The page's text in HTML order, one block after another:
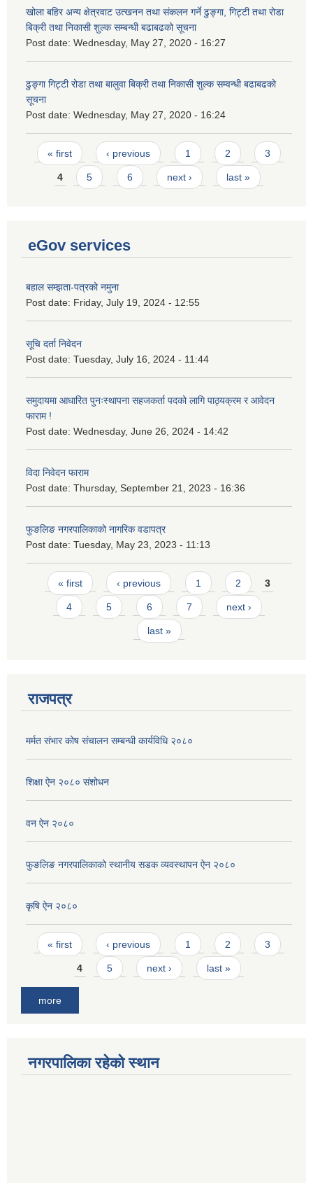
खोला बहिर अन्य क्षेत्रवाट उत्खनन तथा संकलन गर्ने ढुङ्गा, गिट्टी तथा रोडा
बिक्री तथा निकासी शुल्क सम्बन्धी बढाबढको सूचना
Post date: Wednesday, May 27, 2020 - 16:27
ढुङ्गा गिट्टी रोडा तथा बालुवा बिक्री तथा निकासी शुल्क सम्वन्धी बढाबढको
सूचना
Post date: Wednesday, May 27, 2020 - 16:24
Pages
« first ‹ previous 1 2 3
4 5 6 next › last »
eGov services
बहाल सम्झता-पत्रको नमुना
Post date: Friday, July 19, 2024 - 12:55
सूचि दर्ता निवेदन
Post date: Tuesday, July 16, 2024 - 11:44
समुदायमा आधारित पुनःस्थापना सहजकर्ता पदको लागि पाठ्यक्रम र आवेदन
फाराम !
Post date: Wednesday, June 26, 2024 - 14:42
विदा निवेदन फाराम
Post date: Thursday, September 21, 2023 - 16:36
फुङलिङ नगरपालिकाको नागरिक वडापत्र
Post date: Tuesday, May 23, 2023 - 11:13
Pages
« first ‹ previous 1 2 3
4 5 6 7 next ›
last »
राजपत्र
मर्मत संभार कोष संचालन सम्बन्धी कार्यविधि २०८०
शिक्षा ऐन २०८० संशोधन
वन ऐन २०८०
फुङलिङ नगरपालिकाको स्थानीय सडक व्यवस्थापन ऐन २०८०
कृषि ऐन २०८०
Pages
« first ‹ previous 1 2 3
4 5 next › last »
more
नगरपालिका रहेको स्थान